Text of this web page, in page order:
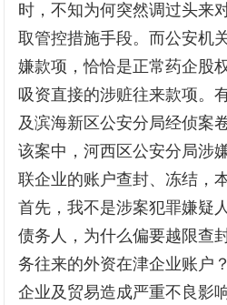
时，不知为何突然调过头来
取管控措施手段。而公安机
嫌款项，恰恰是正常药企股
吸资直接的涉赃往来款项。
及滨海新区公安分局经侦案
该案中，河西区公安分局涉
联企业的账户查封、冻结，
首先，我不是涉案犯罪嫌疑
债务人，为什么偏要越限查
务往来的外资在津企业账户
企业及贸易造成严重不良影